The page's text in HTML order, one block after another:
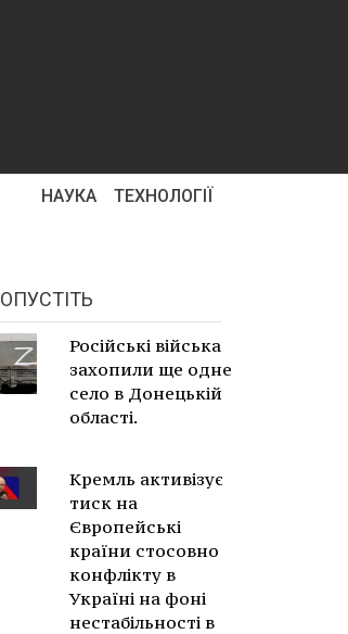
НАУКА ТЕХНОЛОГІЇ
Російські війська
захопили ще одне
село в Донецькій
області.
Кремль активізує
тиск на
Європейські
країни стосовно
конфлікту в
Україні на фоні
нестабільності в